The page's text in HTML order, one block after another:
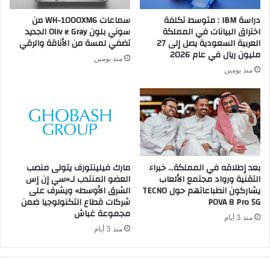
دراسة IBM : متوسط تكلفة
اختراق البيانات في المملكة
العربية السعودية يصل إلى 27
مليون ريال في عام 2026
منذ يومين
سماعات WH-1000XM6 من
سوني بلون Oliv e Gray الجديد
تضفي لمسة من الأناقة والرقي
منذ يومين
بعد إطلاقه في المملكة… خبراء
التقنية ورواد مجتمع الألعاب
يشاركون انطباعاتهم حول TECNO
POVA 8 Pro 5G
منذ 3 أيام
مارك فيلينتورف يتولى منصب
العضو المنتدب لـ«سي إن إس
الشرق الأوسط» ويشرف على
شركات قطاع التكنولوجيا ضمن
مجموعة غباش
منذ 3 أيام